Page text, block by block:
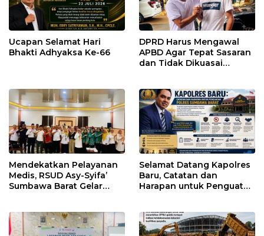
Ucapan Selamat Hari
Bhakti Adhyaksa Ke-66
DPRD Harus Mengawal
APBD Agar Tepat Sasaran
dan Tidak Dikuasai
Mendekatkan Pelayanan
Medis, RSUD Asy-Syifa’
Sumbawa Barat Gelar
Selamat Datang Kapolres
Baru, Catatan dan
Harapan untuk Penguatan